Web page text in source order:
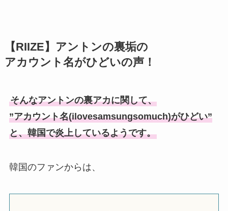
【RIIZE】アントンの裏垢の
アカウント名がひどいの声！
そんなアントンの裏アカに関して、
”アカウント名(ilovesamsungsomuch)がひどい”
と、韓国で炎上しているようです。
韓国のファンからは、